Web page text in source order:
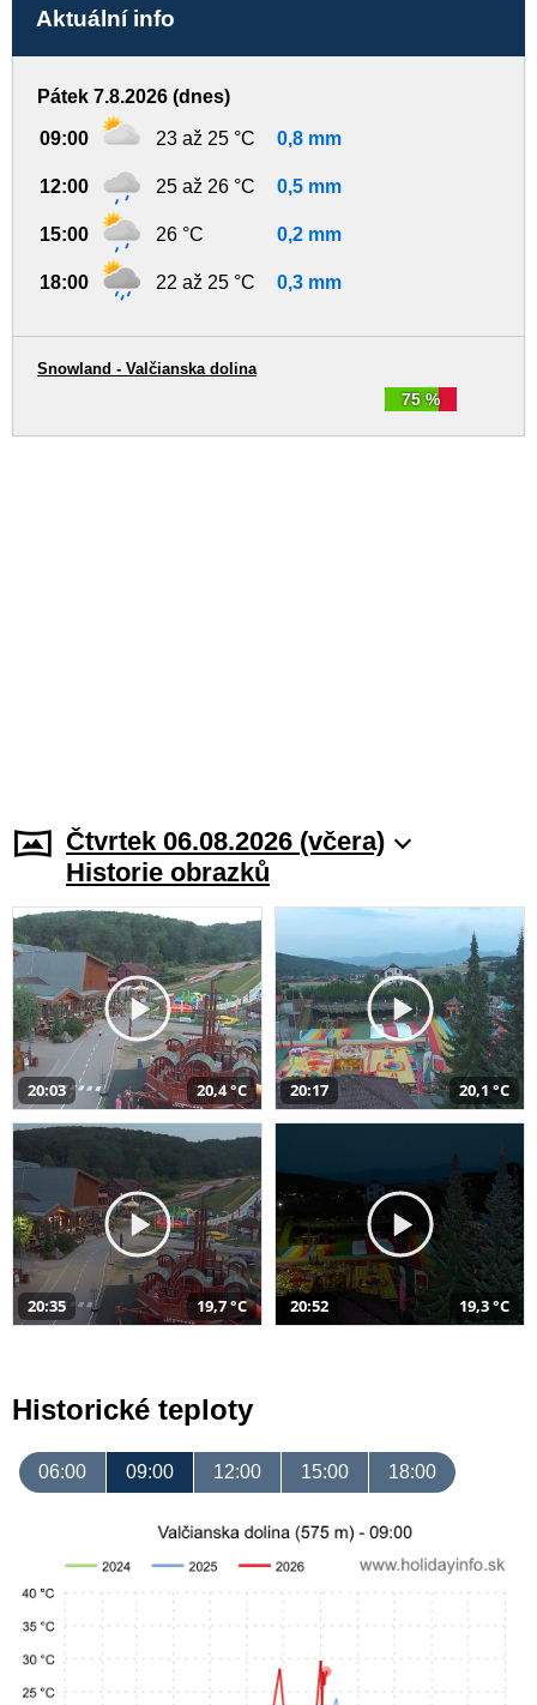
Aktuální info
Pátek 7.8.2026 (dnes)
09:00 23 až 25 °C 0,8 mm
12:00 25 až 26 °C 0,5 mm
15:00 26 °C 0,2 mm
18:00 22 až 25 °C 0,3 mm
75 %
Snowland - Valčianska dolina
Čtvrtek 06.08.2026 (včera)
Historie obrazků
20:03 20,4 °C 20:17 20,1 °C
20:35 19,7 °C 20:52 19,3 °C
Historické teploty
06:00 09:00 12:00 15:00 18:00